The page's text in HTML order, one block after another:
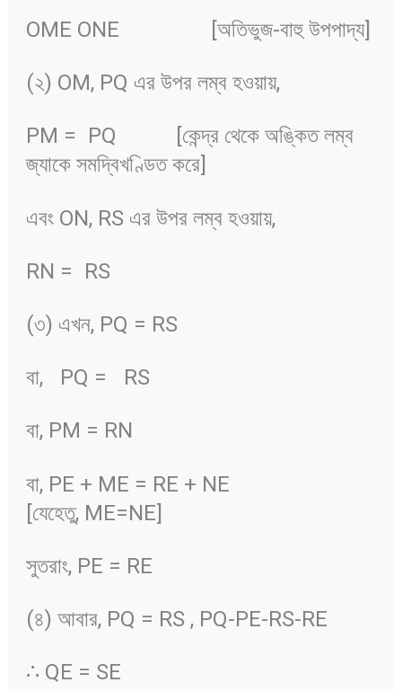
OME ONE [অতিভুজ-বাহু উপপাদ্য]
(২) OM, PQ এর উপর লম্ব হওয়ায়,
PM =
PQ [কেন্দ্র থেকে অঙ্কিত লম্ব
জ্যাকে সমদ্বিখণ্ডিত করে]
এবং ON, RS এর উপর লম্ব হওয়ায়,
RN = RS
(৩) এখন, PQ = RS
বা, PQ = RS
বা, PM = RN
বা, PE + ME = RE + NE
[যেহেতু, ME=NE]
সুতরাং, PE = RE
(৪) আবার, PQ = RS , PQ-PE-RS-RE
∴ QE = SE